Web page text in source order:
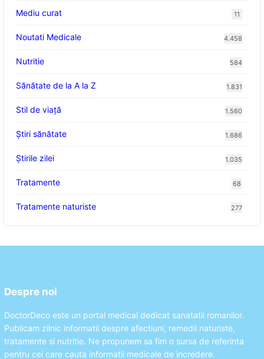
Mediu curat 11
Noutati Medicale 4.458
Nutritie 584
Sănătate de la A la Z 1.831
Stil de viaţă 1.560
Ştiri sănătate 1.686
Știrile zilei 1.035
Tratamente 68
Tratamente naturiste 277
Despre noi
DoctorDeco este un portal medical dedicat sanatatii romanilor.
Publicam zilnic informatii despre afectiuni, remedii naturiste,
tratamente si nutritie. Ne propunem sa fim o sursa de referinta
pentru cei care cauta informatii medicale de incredere.